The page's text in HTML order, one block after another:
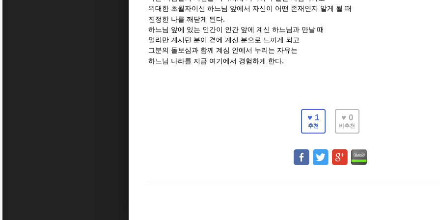
위대한 초월자이신 하느님 앞에서 자신이 어떤 존재인지 알게 될 때
진정한 나를 깨닫게 된다.
하느님 앞에 있는 인간이 인간 앞에 계신 하느님과 만날 때
멀리만 계시던 분이 곁에 계신 분으로 느끼게 되고
그분의 돌보심과 함께 계심 안에서 누리는 자유는
하느님 나라를 지금 여기에서 경험하게 한다.
♥ 1
추천
♥ 0
비추천